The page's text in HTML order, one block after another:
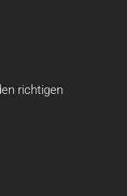
richtigen